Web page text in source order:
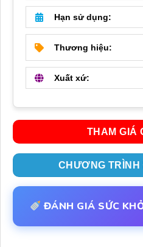
Hạn sử dụng:
Thương hiệu:
Xuất xứ:
THAM GIÁ
CHƯƠNG
ĐÁNH GIÁ SỨC